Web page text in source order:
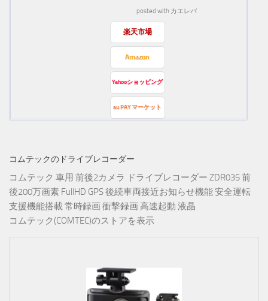
posted with カエレバ
楽天市場
Amazon
Yahooショッピング
au PAY マーケット
コムテックのドライブレコーダー
コムテック 車用 前後2カメラ ドライブレコーダー ZDR035 前
後200万画素 FullHD GPS 後続車両接近お知らせ機能 安全運転
支援機能搭載 常時録画 衝撃録画 高速起動 液晶
コムテック(COMTEC)のストアを表示